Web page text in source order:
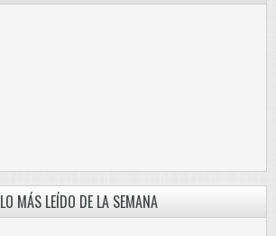
LO MÁS LEÍDO DE LA SEMANA